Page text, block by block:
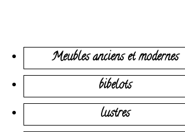
Meubles anciens et modernes
bibelots
lustres